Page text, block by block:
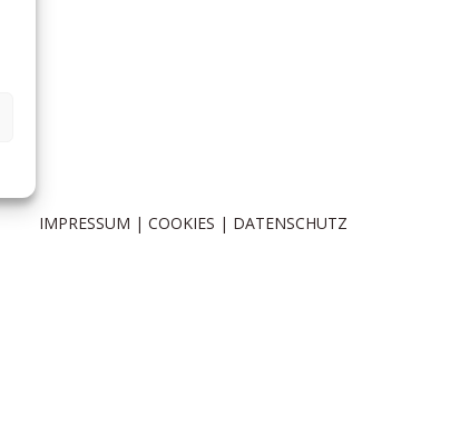
IMPRESSUM COOKIES DATENSCHUTZ